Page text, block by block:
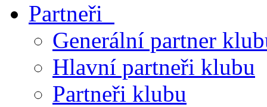
Partneři
Generální partner
Hlavní partneři klubu
Partneři klubu